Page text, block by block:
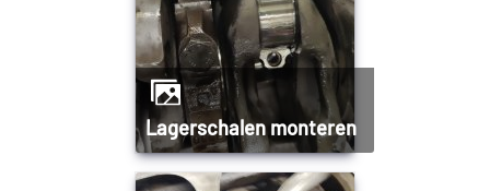
Lagerschalen monteren